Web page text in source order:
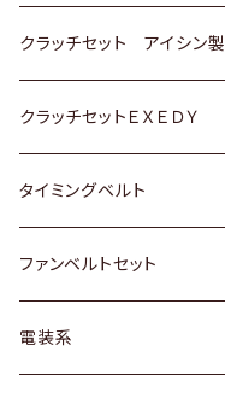
スバル
スバル
ダイハツ
マツダ
三菱
スバル
日野
ＷＡＧＥＮ
アストロ（シボレー）
クライスラー
ＶＯＬＶＯ
スズキ
日産
ダイハツ
マツダ
三菱
ダイハツ
日産
ホンダ
マツダ
トヨタ
クラッチセット アイシン製
ホンダ
スズキ
ダイハツ
マツダ
クラッチセットＥＸＥＤＹ
ホンダ
スズキ
日産
タイミングベルト
トヨタ
スズキ
ファンベルトセット
トヨタ
電装系